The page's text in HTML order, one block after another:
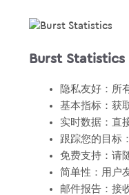
Burst Statistics
隐私友好：所
基本指标：获
实时数据：直
跟踪您的目标
免费支持：请
简单性：用户
邮件报告：接